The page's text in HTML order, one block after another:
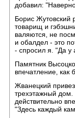
добавил:
Борис Жутовский
товарищ и
валяются, не
и обалдел - это
- спросил я. "Да у
Памятник
впечатление, как
Жванецкий
трехэтажный
действительно
"Здесь каждый